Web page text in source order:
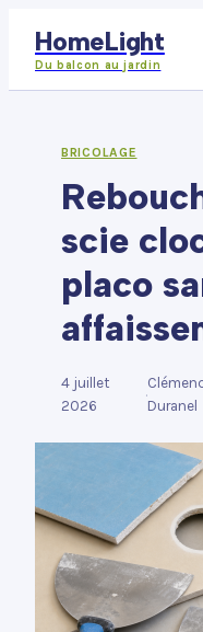
HomeLight
Du balcon au jardin
Déco
Immobilier
Jardinage
Maison
BRICOLAGE
scie
placo
4 juillet
2026
·
Duranel